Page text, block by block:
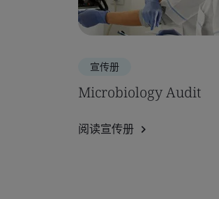
宣传册
Microbiology Audit
阅读宣传册